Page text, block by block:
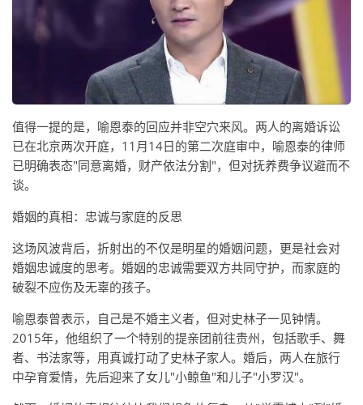
值得一提的是，喻恩泰的回应并非空穴来风。两人的离婚诉讼
已在北京两次开庭，11月14日的第二次庭审中，喻恩泰的律师
已明确表态"同意离婚，财产依法分割"，但对抚养费争议避而不
谈。
婚姻的真相：忠诚与家庭的反思
这场风波背后，折射出的不仅是明星的婚姻问题，更是社会对
婚姻忠诚度的思考。婚姻的忠诚需要双方共同守护，而家庭的
破裂不应伤及无辜的孩子。
喻恩泰曾表示，自己是不婚主义者，但对史林子一见钟情。
2015年，他组织了一个特别的提亲团前往贵州，包括歌手、舞
者、书法家等，用真诚打动了史林子家人。婚后，两人在旅行
中孕育爱情，先后迎来了女儿"小鲸鱼"和儿子"小罗汉"。